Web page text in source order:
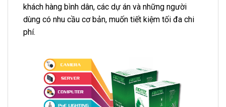
khách hàng bình dân, các dự án và những người
dùng có nhu cầu cơ bản, muốn tiết kiệm tối đa chi
phí.